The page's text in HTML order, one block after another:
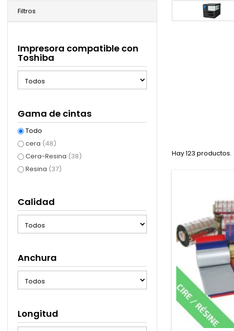
Filtros
Impresora compatible con
Toshiba
Gama de cintas
Todo
cera (48)
Cera-Resina (38)
Resina (37)
Calidad
Anchura
Longitud
Hay 123 productos.